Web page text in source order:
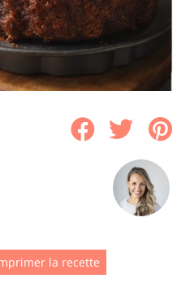
la recette